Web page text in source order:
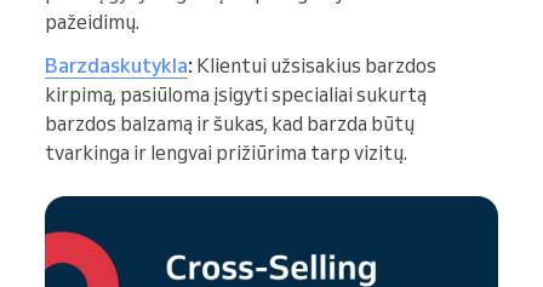
pažeidimų.
Barzdaskutykla: Klientui užsisakius barzdos
kirpimą, pasiūloma įsigyti specialiai sukurtą
barzdos balzamą ir šukas, kad barzda būtų
tvarkinga ir lengvai prižiūrima tarp vizitų.